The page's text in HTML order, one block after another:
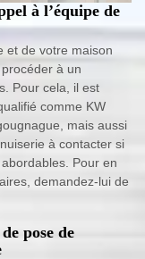
à l’équipe de
et de votre maison
à un
Pour cela, il est
comme KW
mais aussi
à contacter si
Pour en
demandez-lui de
pose de